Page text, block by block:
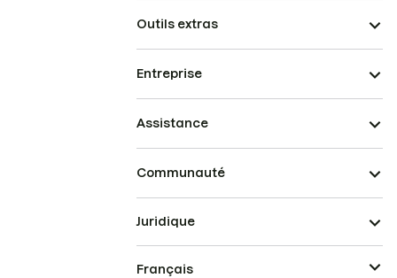
Outils extras
Entreprise
Assistance
Communauté
Juridique
Français